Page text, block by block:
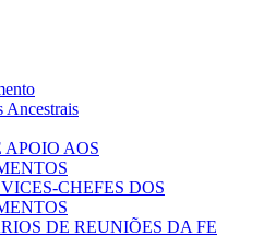
Ancestrais
APOIO AOS
CHEFES DOS
DE REUNIÕES DA FE